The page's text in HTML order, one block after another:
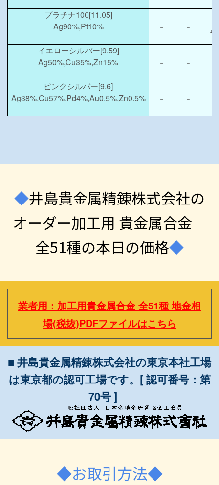
プラチナ100[11.05]
Ag90%,Pt10%
- - △
イエローシルバー[9.59]
Ag50%,Cu35%,Zn15%
- -
ピンクシルバー[9.6]
Ag38%,Cu57%,Pd4%,Au0.5%,Zn0.5%
- -
◆井島貴金属精錬株式会社の
オーダー加工用 貴金属合金
全51種の本日の価格◆
業者用：加工用貴金属合金 全51種 地金相
場(税抜)PDFファイルはこちら
■ 井島貴金属精錬株式会社の東京本社工場
は東京都の認可工場です。[ 認可番号：第
70号 ]
◆お取引方法◆